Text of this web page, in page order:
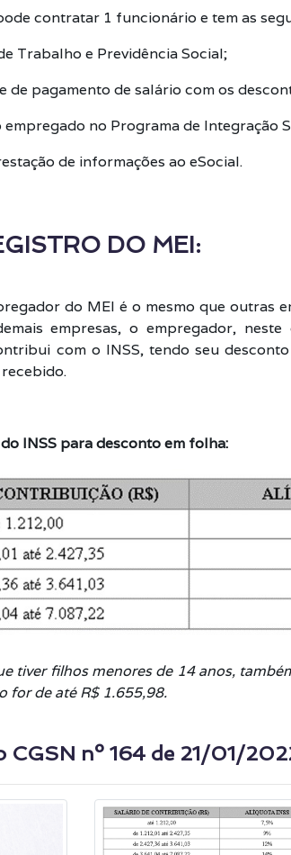
contratar 1 funcionário e tem as
Trabalho e Previdência Social;
de pagamento de salário com os
empregado no Programa de Integração
de informações ao eSocial.
DO MEI:
do MEI é o mesmo que outras
empresas, o empregador,
com o INSS, tendo seu
INSS para desconto em folha:
tiver filhos menores de 14 anos,
for de até R$ 1.655,98.
CGSN nº 164 de 21/01/